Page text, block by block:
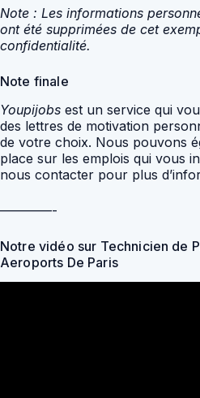
Note : Les informations
ont été supprimées de cet
confidentialité.
Note finale
Youpijobs est un service qui
des lettres de motivation
de votre choix. Nous pouvons
place sur les emplois qui vous
nous contacter pour plus
————-
Notre vidéo sur Technicien de
Aeroports De Paris